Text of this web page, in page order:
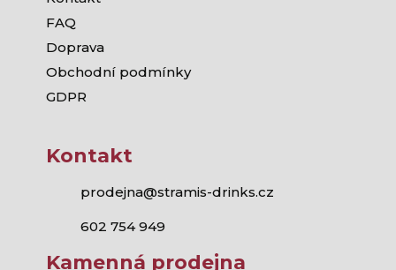
FAQ
Doprava
Obchodní podmínky
GDPR
Kontakt
prodejna@stramis-drinks.cz
602 754 949
Kamenná prodejna